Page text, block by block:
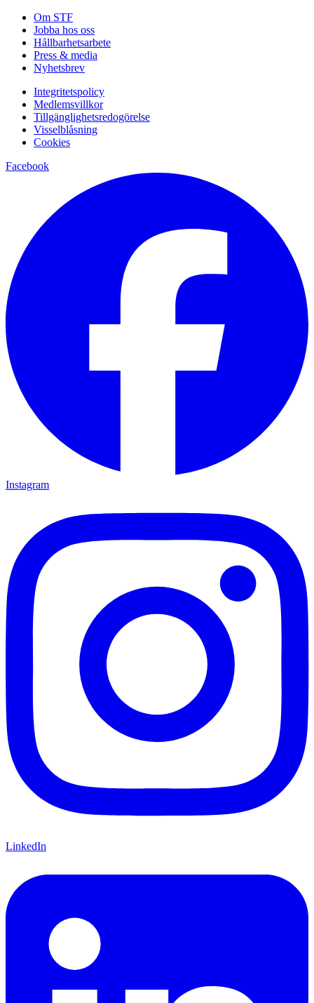
Om STF
Jobba hos oss
Hållbarhetsarbete
Press & media
Nyhetsbrev
Integritetspolicy
Medlemsvillkor
Tillgänglighetsredogörelse
Visselblåsning
Cookies
Facebook
Instagram
LinkedIn